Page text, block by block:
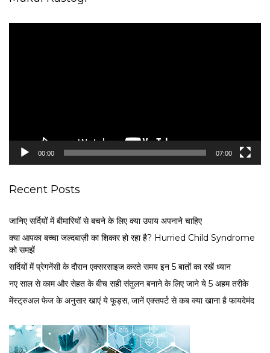
00:00 07:00
Recent Posts
जानिए सर्दियों में बीमारियों से बचने के लिए क्या उपाय अपनाने चाहिए
क्या आपका बच्चा जल्दबाज़ी का शिकार हो रहा है? Hurried Child Syndrome
को समझें
सर्द‍ियों में प्रेगनेंसी के दौरान एक्सरसाइज करते समय इन 5 बातों का रखें ध्यान
नए साल से काम और सेहत के बीच सही संतुलन बनाने के लिए जाने ये 5 अहम तरीके
मेंस्ट्रुअल फेज के अनुसार खाएं ये फूड्स, जानें एक्सपर्ट से कब क्या खाना है फायदेमंद